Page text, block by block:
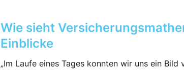
Wie sieht
Einblicke
„Im Laufe eines Tages konnten wir uns ein